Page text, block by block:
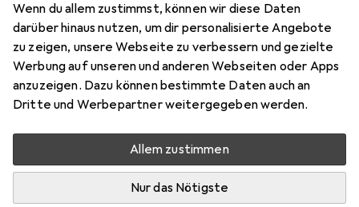
Wenn du allem zustimmst, können wir diese Daten
darüber hinaus nutzen, um dir personalisierte Angebote
zu zeigen, unsere Webseite zu verbessern und gezielte
Werbung auf unseren und anderen Webseiten oder Apps
anzuzeigen. Dazu können bestimmte Daten auch an
Dritte und Werbepartner weitergegeben werden.
Allem zustimmen
Nur das Nötigste
Preis in EUR inkl. MwSt.
Produktdatenblatt
Bewertungen
Zwischen Mi, 19.8. und Fr, 21.8. geliefert
Mehr als 10 Stück an Lager beim Lieferanten